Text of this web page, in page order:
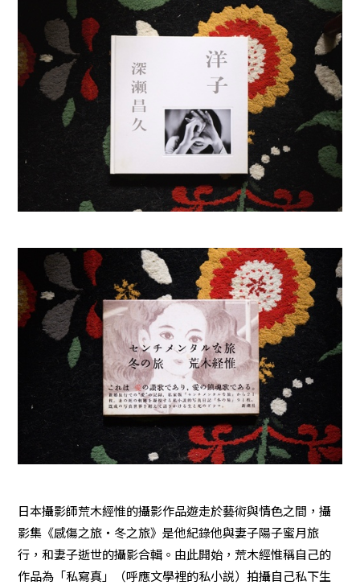
日本攝影師荒木經惟的攝影作品遊走於藝術與情色之間，攝
影集《感傷之旅・冬之旅》是他紀錄他與妻子陽子蜜月旅
行，和妻子逝世的攝影合輯。由此開始，荒木經惟稱自己的
作品為「私寫真」（呼應文學裡的私小説）拍攝自己私下生